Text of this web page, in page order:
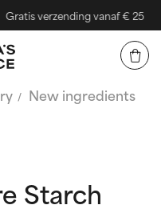
verzending vanaf € 25
New ingredients
Starch